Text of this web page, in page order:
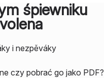
śpiewniku
i nezpěváky
czy pobrać go jako PDF?